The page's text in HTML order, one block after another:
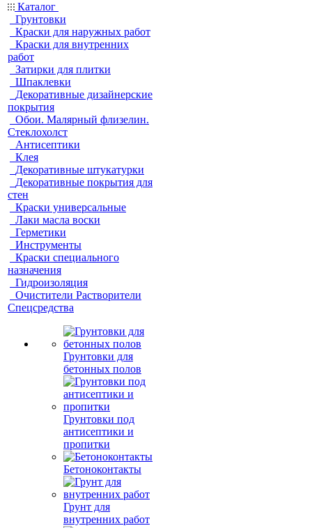
Каталог
Грунтовки
Краски для наружных работ
Краски для внутренних
работ
Затирки для плитки
Шпаклевки
Декоративные дизайнерские
покрытия
Обои. Малярный флизелин.
Стеклохолст
Антисептики
Клея
Декоративные штукатурки
Декоративные покрытия для
стен
Краски универсальные
Лаки масла воски
Герметики
Инструменты
Краски специального
назначения
Гидроизоляция
Очистители Растворители
Спецсредства
Грунтовки для
бетонных полов
Грунтовки под
антисептики и
пропитки
Бетоноконтакты
Грунт для
внутренних работ